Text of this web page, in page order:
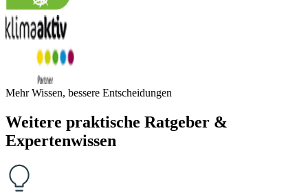
Mehr Wissen, bessere Entscheidungen
Weitere praktische Ratgeber &
Expertenwissen